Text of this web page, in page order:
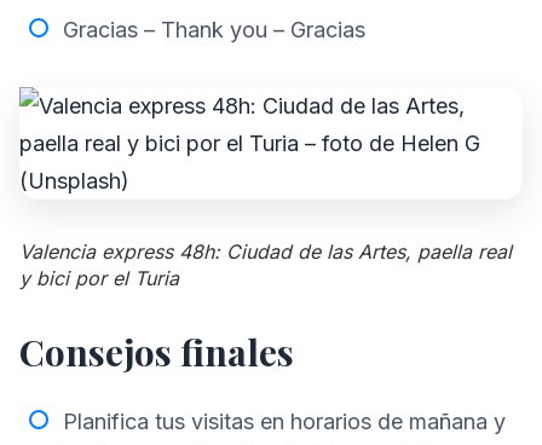
Gracias – Thank you – Gracias
Valencia express 48h: Ciudad de las Artes, paella real
y bici por el Turia
Consejos finales
Planifica tus visitas en horarios de mañana y